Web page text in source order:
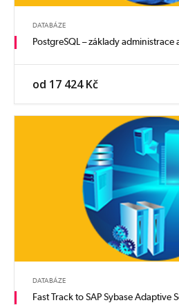
DATABÁZE
PostgreSQL – základy
od 17 424 Kč
DATABÁZE
Fast Track to SAP Sybase Adaptive